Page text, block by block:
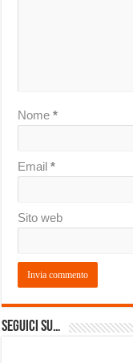
Nome*
Email*
Sito web
Seguici su…